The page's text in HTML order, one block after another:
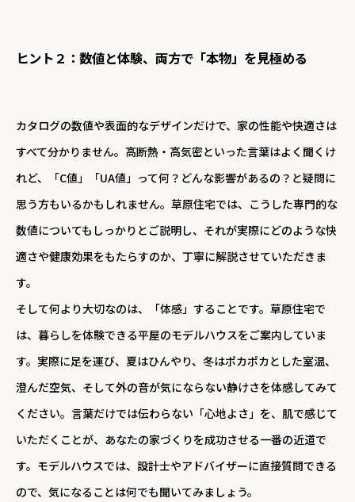
ヒント２：数値と体験、両方で「本物」を見極める
カタログの数値や表面的なデザインだけで、家の性能や快適さは
すべて分かりません。高断熱・高気密といった言葉はよく聞くけ
れど、「C値」「UA値」って何？どんな影響があるの？と疑問に
思う方もいるかもしれません。草原住宅では、こうした専門的な
数値についてもしっかりとご説明し、それが実際にどのような快
適さや健康効果をもたらすのか、丁寧に解説させていただきま
す。
そして何より大切なのは、「体感」することです。草原住宅で
は、暮らしを体験できる平屋のモデルハウスをご案内していま
す。実際に足を運び、夏はひんやり、冬はポカポカとした室温、
澄んだ空気、そして外の音が気にならない静けさを体感してみて
ください。言葉だけでは伝わらない「心地よさ」を、肌で感じて
いただくことが、あなたの家づくりを成功させる一番の近道で
す。モデルハウスでは、設計士やアドバイザーに直接質問できる
ので、気になることは何でも聞いてみましょう。